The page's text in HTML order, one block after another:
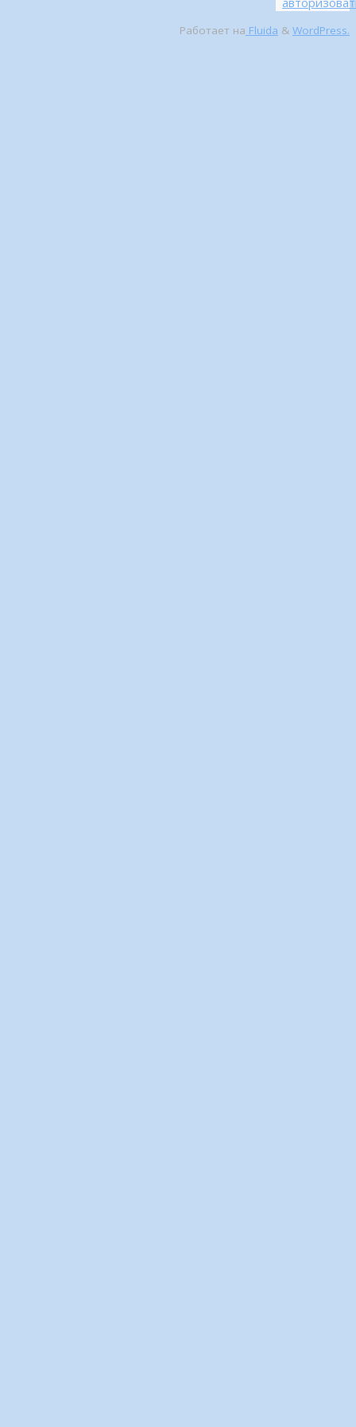
Работает на Fluida & WordPress.